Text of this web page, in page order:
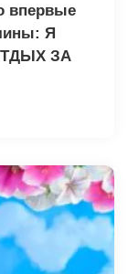
впервые
Я
ЗА